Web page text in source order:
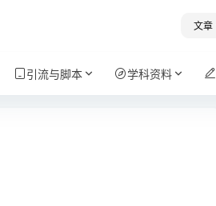
文章
引流与脚本 学科资料